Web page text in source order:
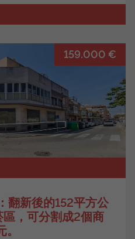
159.000 €
翻新後的152平方公
，可分割成2個商